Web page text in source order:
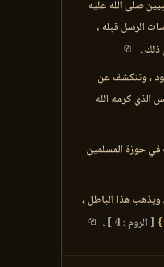
صلى الله عليه
الرسل قبله ،
ذلك .
، وتنكشف عن
الذي كرمه الله
في حوزة المسلمين
هذا الباطل ،
} [ الروم : 4 ] .